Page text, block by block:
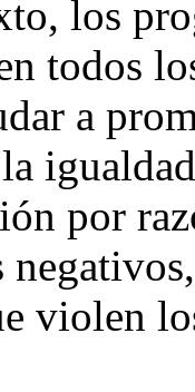
los
todos
a
por
violen